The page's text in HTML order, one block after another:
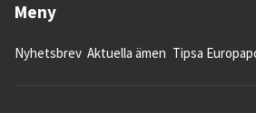
Meny
Nyhetsbrev Aktuella ämen Tipsa